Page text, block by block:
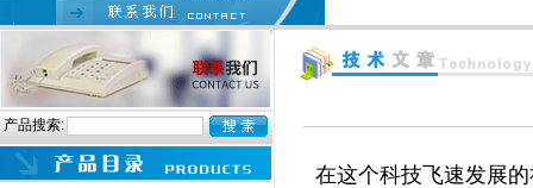
产品搜索:
在这个科技飞速发展